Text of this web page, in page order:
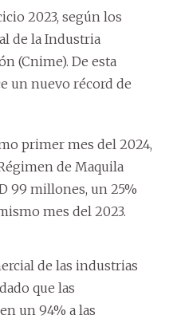
2023, según los
de la Industria
(Cnime). De esta
un nuevo récord de
primer mes del 2024,
de Maquila
99 millones, un 25%
mes del 2023.
de las industrias
que las
un 94% a las